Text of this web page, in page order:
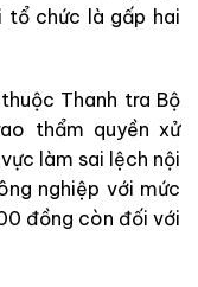
tổ chức là gấp hai
Thanh tra Bộ
thẩm quyền xử
làm sai lệch nội
nghiệp với mức
đồng còn đối với